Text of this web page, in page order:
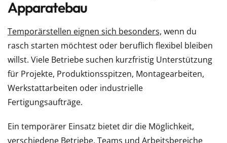
Apparatebau
Temporärstellen eignen sich besonders, wenn du
rasch starten möchtest oder beruflich flexibel bleiben
willst. Viele Betriebe suchen kurzfristig Unterstützung
für Projekte, Produktionsspitzen, Montagearbeiten,
Werkstattarbeiten oder industrielle
Fertigungsaufträge.
Ein temporärer Einsatz bietet dir die Möglichkeit,
verschiedene Betriebe, Teams und Arbeitsbereiche